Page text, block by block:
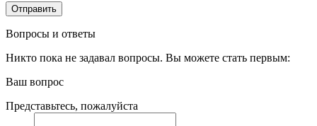
Вопросы и ответы
Никто пока не задавал вопросы. Вы можете стать первым:
Ваш вопрос
Представьтесь, пожалуйста